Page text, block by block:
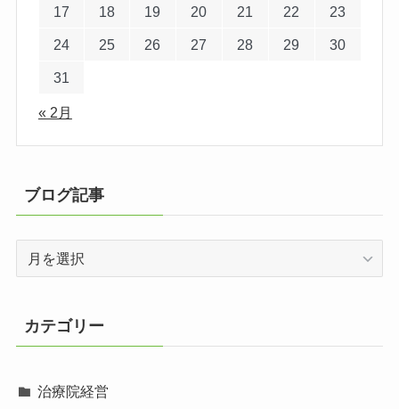
17 18 19 20 21 22 23
24 25 26 27 28 29 30
31
« 2月
ブログ記事
事
カテゴリー
治療院経営